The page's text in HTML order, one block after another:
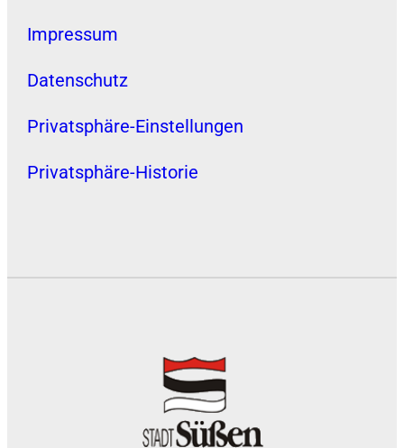
Impressum
Datenschutz
Privatsphäre-Einstellungen
Privatsphäre-Historie